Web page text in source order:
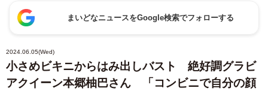
まいどなニュースをGoogle検索でフォローする
2024.06.05(Wed)
小さめビキニからはみ出しバスト 絶好調グラビ
アクイーン本郷柚巴さん 「コンビニで自分の顔